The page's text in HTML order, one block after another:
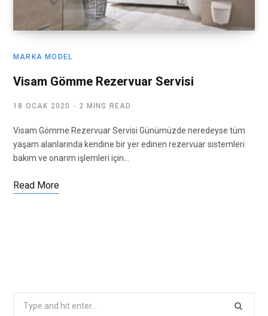
MARKA MODEL
Visam Gömme Rezervuar Servisi
18 OCAK 2020 2 MINS READ
Visam Gömme Rezervuar Servisi Günümüzde neredeyse tüm
yaşam alanlarında kendine bir yer edinen rezervuar sistemleri
bakım ve onarım işlemleri için…
Read More